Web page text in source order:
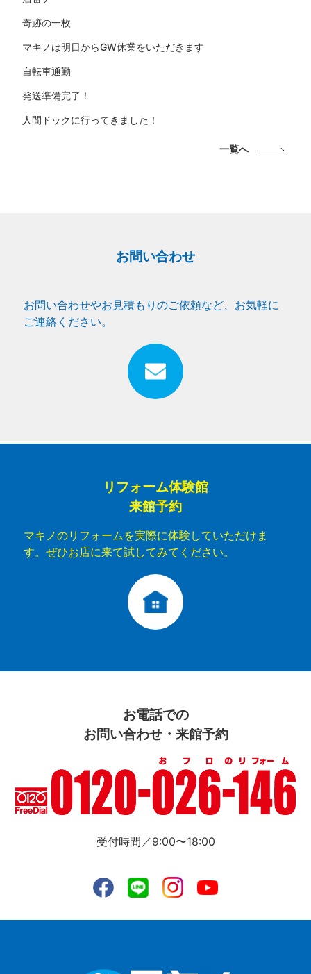
奇跡の一枚
マキノは明日からGW休業をいただきます
自転車通勤
発送準備完了！
人間ドックに行ってきました！
一覧へ
お問い合わせ
お問い合わせやお見積もりのご依頼など、お気軽に
ご連絡ください。
リフォーム体験館
来館予約
マキノのリフォームを実際に体験していただけま
す。ぜひお店に来て試してみてください。
お電話での
お問い合わせ・来館予約
受付時間／9:00〜18:00